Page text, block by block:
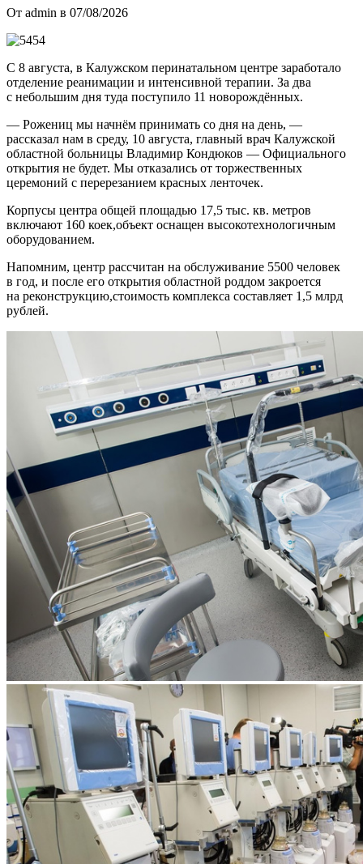
От admin в 07/08/2026
С 8 августа, в Калужском перинатальном центре заработало
отделение реанимации и интенсивной терапии. За два
с небольшим дня туда поступило 11 новорождённых.
— Рожениц мы начнём принимать со дня на день, —
рассказал нам в среду, 10 августа, главный врач Калужской
областной больницы Владимир Кондюков — Официального
открытия не будет. Мы отказались от торжественных
церемоний с перерезанием красных ленточек.
Корпусы центра общей площадью 17,5 тыс. кв. метров
включают 160 коек,объект оснащен высокотехнологичным
оборудованием.
Напомним, центр рассчитан на обслуживание 5500 человек
в год, и после его открытия областной роддом закроется
на реконструкцию,стоимость комплекса составляет 1,5 млрд
рублей.